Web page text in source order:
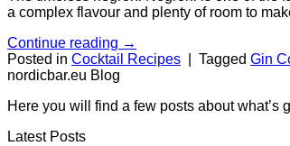
a complex flavour and plenty of room to
Continue reading →
Posted in Cocktail Recipes Tagged Gin
nordicbar.eu Blog
Here you will find a few posts about what’s
Latest Posts